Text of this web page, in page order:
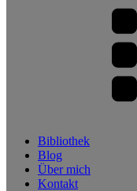
Bibliothek
Blog
Über mich
Kontakt